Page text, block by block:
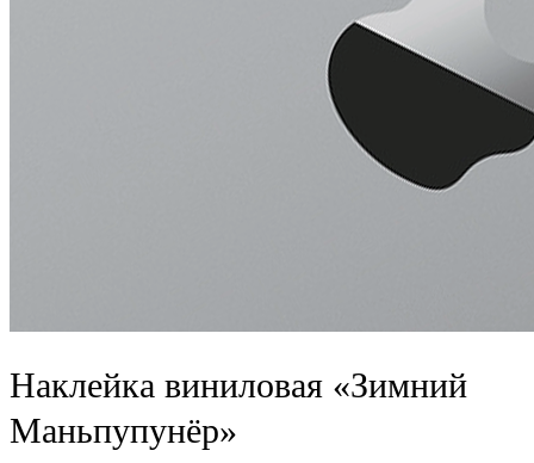
Наклейка виниловая «Зимний
Маньпупунёр»